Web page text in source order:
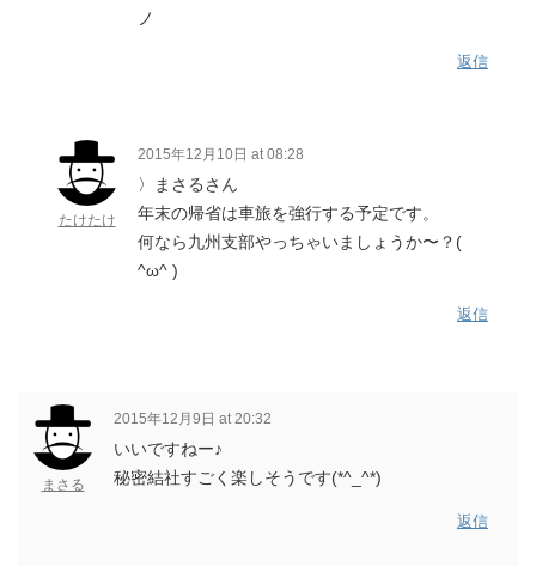
ノ
返信
たけたけ
2015年12月10日 at 08:28
〉まさるさん
年末の帰省は車旅を強行する予定です。
何なら九州支部やっちゃいましょうか〜？(
^ω^ )
返信
まさる
2015年12月9日 at 20:32
いいですねー♪
秘密結社すごく楽しそうです(*^_^*)
返信